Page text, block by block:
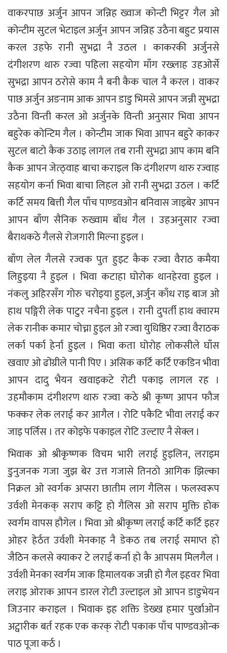
वाकरपाछ अर्जुन आपन जन्निह ख्वाज कोन्टी भिट्टर गैल ओ
कोन्टीम सुटल भेटाइल अर्जुन आपन जन्निह उठैना बहुट प्रयास
करल उहफे रानी सुभद्रा नै उठल । काकरकी अर्जुनसे
दंगीशरण थारु रज्वा पहिला सहयोग माँग रख्लाह उहओर्से
सुभद्रा आपन ठरोसे काम नै बनी कैक चाल नै करल । वाकर
पाछ अर्जुन अङनाम आक आपन डाडु भिमसे आपन जन्नी सुभद्रा
उठैना विन्ती करल ओ अर्जुनके विन्ती अनुसार भिवा आपन
बहुरेक कोन्टिम गैल । कोन्टीम जाक भिवा आपन बहुरे काकर
सुटल बाटो कैक उठाइ लागल तब रानी सुभद्रा आप काम बनि
कैक आपन जेत्ठ्वाह बाचा कराइल कि दंगीशरण थारु रज्वाह
सहयोग कर्ना भिवा बाचा लिहल ओ रानी सुभद्रा उठल । कर्टि
कर्टि समय बित्ती गैल पाँच पाण्डवओन बनिवास जाइबेर आपन
आपन बाँण सैनिक रुख्वाम बाँध गैल । उहअनुसार रज्वा
बैराथकठे गैलसे रोजगारी मिल्ना हुइल ।
बाँण लेल गैलसे रज्वक पुत हुइट कैक रज्वा वैराठ कमैया
लिहुइया नै हुइल । भिवा कटाहा घोरोक थानहेरवा हुइल ।
नंकलु अहिरसँग गोरु चरोइया हुइल, अर्जुन काँध राइ बाज ओ
हाथ पङ्गिरी लेक पाटुर नचैना हुइल । रानी दुपर्ती हाथ क्वारम
लेक रानीक कमार चोच्ना हुइल ओ रज्वा युधिष्ठिर रज्वा वैराठक
लर्का पर्का हेर्ना हुइल । भिवा कता घोरोह लोकसीले घाँस
खवाए ओ ढोंग्रीले पानी पिए । असिक कर्टि कर्टि एकडिन भीवा
आपन दादु भैयन खवाइकटे रोटी पकाइ लागल रह ।
उहमौकाम दंगीशरण थारु रज्वा कठे श्री कृष्ण आपन फौज
फक्कर लेक लराई कर आगैल । रोटि पकैटि भीवा लराई कर
जाइ पर्लिस । तर कोइफे पकाइल रोटि उल्टाए नै सेक्ल ।
भिवाक ओ श्रीकृष्णक विचम भारी लराई हुइलिन, लराइम
डुनुजनक गजा जुझ बेर उत्त गजासे तिनठो आगिक झिल्का
निक्रल ओ स्वर्गक अप्सरा छातीम लाग गैलिस । फलस्वरूप
उर्वशी मेनकक् सराप कट्टि हो गैलिस ओ सराप मुक्ति होक
स्वर्गम वापस हौगेल । भिवा ओ श्रीकृष्ण लराई कर्टि कर्टि इहर
ओहर हेर्ठत उर्वशी मेनकाह नै डेकठ तब लराई समाप्त हो
जैठिन कलसे क्याकर टे लराई कर्ना हो कै आपसम मिलगैल ।
उर्वशी मेनका स्वर्गम जाक हिमालयक जन्नी हो गैल इहवर भिवा
लराइ ओराक आपन डारल रोटी उल्टाइल ओ आपन डाडुभेयन
जिउनार कराइल । भिवाक इह शक्ति डेख्ख हमार पुर्खाओन
अट्वारीक बर्त रहक एक करक् रोटी पकाक पाँच पाण्डवओन्क
पाठ पूजा कर्ठ ।